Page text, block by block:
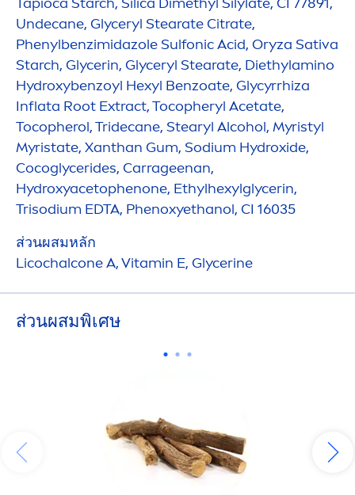
Undecane, Glyceryl Stearate Citrate,
Phenylbenzimidazole Sulfonic Acid, Oryza Sativa
Starch, Glycerin, Glyceryl Stearate, Diethylamino
Hydroxybenzoyl Hexyl Benzoate, Glycyrrhiza
Inflata Root Extract, Tocopheryl Acetate,
Tocopherol, Tridecane, Stearyl Alcohol, Myristyl
Myristate, Xanthan Gum, Sodium Hydroxide,
Cocoglycerides, Carrageenan,
Hydroxyacetophenone, Ethylhexylglycerin,
Trisodium EDTA, Phenoxyethanol, CI 16035
ส่วนผสมหลัก
Licochalcone A,Vitamin E, Glycerine
ส่วนผสมพิเศษ